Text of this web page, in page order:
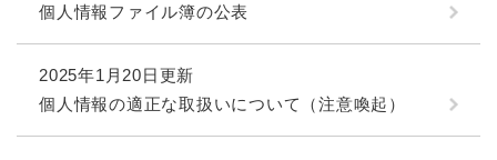
個人情報ファイル簿の公表
2025年1月20日更新
個人情報の適正な取扱いについて（注意喚起）